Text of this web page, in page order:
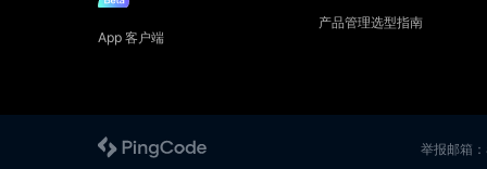
App 客户端
产品管理选型指南
举报邮箱